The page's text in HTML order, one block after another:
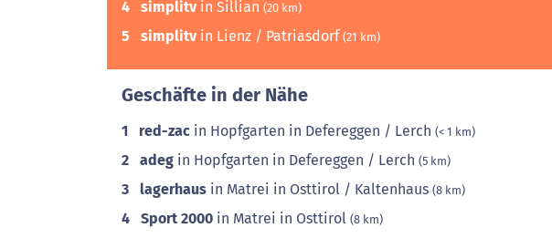
4 simplitvin Sillian (20 km)
5 simplitvin Lienz / Patriasdorf (21 km)
Geschäfte in der Nähe
1 red-zac in Hopfgarten in Defereggen / Lerch (< 1 km)
2 adeg in Hopfgarten in Defereggen / Lerch (5 km)
3 lagerhaus in Matrei in Osttirol / Kaltenhaus (8 km)
4 Sport 2000 in Matrei in Osttirol (8 km)